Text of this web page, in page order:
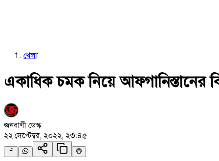
খেলা
একাধিক চমক নিয়ে আফগানিস্তানের
জনবাণী ডেস্ক
২২ সেপ্টেম্বর, ২০২২, ২৩:৪৫